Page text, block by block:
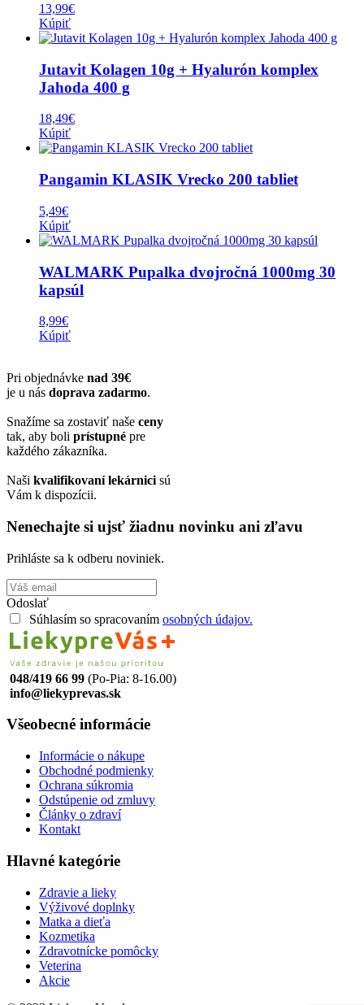
13,99€
Kúpiť
Jutavit Kolagen 10g + Hyalurón komplex
Jahoda 400 g
18,49€
Kúpiť
Pangamin KLASIK Vrecko 200 tabliet
5,49€
Kúpiť
WALMARK Pupalka dvojročná 1000mg 30
kapsúl
8,99€
Kúpiť
Pri objednávke nad 39€
je u nás doprava zadarmo.
Snažíme sa zostaviť naše ceny
tak, aby boli prístupné pre
každého zákazníka.
Naši kvalifikovaní lekárnici sú
Vám k dispozícii.
Nenechajte si ujsť žiadnu novinku ani zľavu
Prihláste sa k odberu noviniek.
Odoslať
Súhlasím so spracovaním osobných údajov.
048/419 66 99 (Po-Pia: 8-16.00)
info@liekyprevas.sk
Všeobecné informácie
Informácie o nákupe
Obchodné podmienky
Ochrana súkromia
Odstúpenie od zmluvy
Články o zdraví
Kontakt
Hlavné kategórie
Zdravie a lieky
Výživové doplnky
Matka a dieťa
Kozmetika
Zdravotnícke pomôcky
Veterina
Akcie